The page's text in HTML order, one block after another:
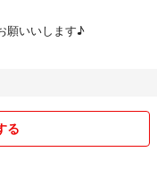
願いいします♪
る